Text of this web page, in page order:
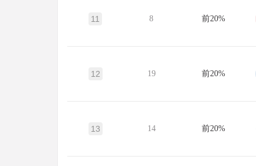
11 8 前20%
12 19 前20%
13 14 前20%